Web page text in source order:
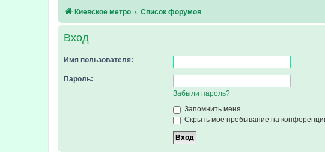
Киевское метро Список форумов
Вход
Имя пользователя:
Пароль:
Забыли пароль?
Запомнить меня
Скрыть моё пребывание на